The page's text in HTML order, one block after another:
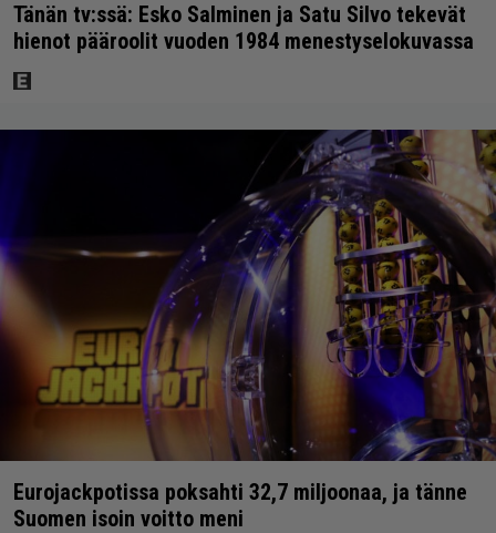
Tänän tv:ssä: Esko Salminen ja Satu Silvo tekevät
hienot pääroolit vuoden 1984 menestyselokuvassa
Eurojackpotissa poksahti 32,7 miljoonaa, ja tänne
Suomen isoin voitto meni